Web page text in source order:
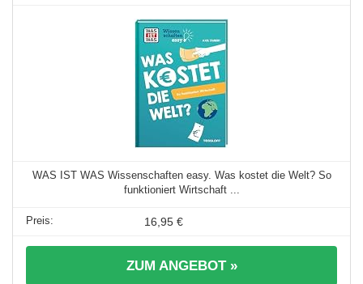
WAS IST WAS Wissenschaften easy. Was kostet die Welt? So
funktioniert Wirtschaft ...
16,95 €
ZUM ANGEBOT »